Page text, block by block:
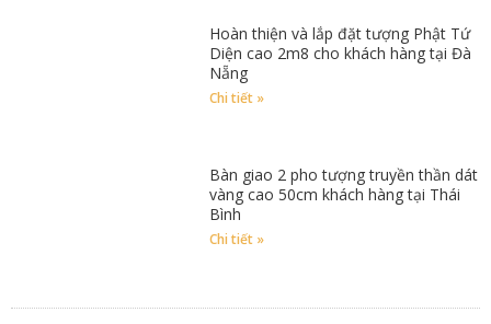
Hoàn thiện và lắp đặt tượng Phật Tứ
Diện cao 2m8 cho khách hàng tại Đà
Nẵng
Chi tiết »
Bàn giao 2 pho tượng truyền thần dát
vàng cao 50cm khách hàng tại Thái
Bình
Chi tiết »